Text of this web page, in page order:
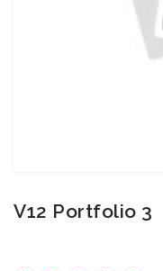
V12 Portfolio 3